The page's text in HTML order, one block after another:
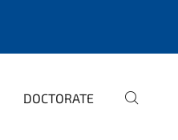
DOCTORATE